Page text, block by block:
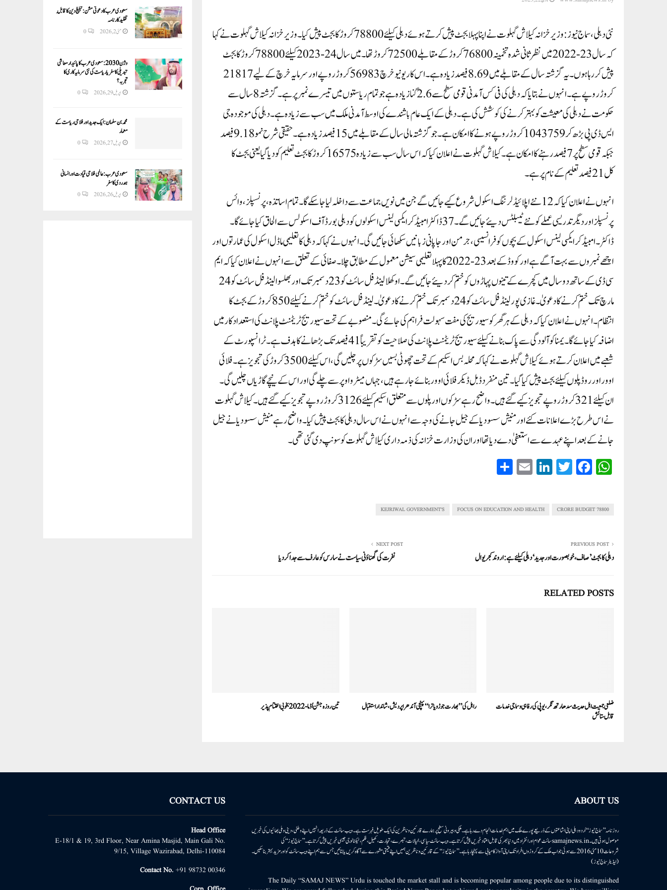
نئی دہلی،سماج نیوز: وزیر خزانہ کیلاش گہلوت نے اپنا پہلا بجٹ پیش کرتے ہوئے دہلی کیلئے 78800 کروڑ کا بجٹ پیش کیا۔ وزیر خزانہ کیلاش گہلوت نے کہا
کہ سال23-2022 میں نظرثانی شدہ تخمینہ 76800 کروڑ کے مقابلے 72500 کروڑ تھا۔ میں سال 24-2023 کیلئے 78800 کروڑ کا بجٹ
پیش کر رہا ہوں۔ یہ گزشتہ سال کے مقابلے میں 8.69فیصد زیادہ ہے۔ اس کا ریونیو خرچ 56983 کروڑ روپے اور سرمایہ خرچ کے لیے 21817
کروڑ روپے ہے۔انہوں نے بتایا کہ دہلی کی فی کس آمدنی قومی سطح سے 2.6گنا زیادہ ہے جو تمام ریاستوں میں تیسرے نمبر پر ہے۔ گزشتہ 8 سال سے
حکومت نے دہلی کی معیشت کو بہتر کرنے کی کوشش کی ہے۔ دہلی کے ایک عام باشندے کی اوسط آمدنی ملک میں سب سے زیادہ ہے۔ دہلی کی موجودہ جی
ایس ڈی پی بڑھ کر 1043759 کروڑ روپے ہونے کا امکان ہے۔ جو گزشتہ مالی سال کے مقابلے میں 15 فیصد زیادہ ہے۔ حقیقی شرح نمو 9.18فیصد
جبکہ قومی سطح پر 7 فیصد رہنے کا امکان ہے۔کیلاش گہلوت نے اعلان کیا کہ اس سال سب سے زیادہ 16575 کروڑ کا بجٹ تعلیم کو دیا گیا یعنی بجٹ کا
کل 21 فیصد تعلیم کے نام پر ہے۔
انہوں نے اعلان کیا کہ 12 نئے اپلائیڈ لرننگ اسکول شروع کیے جائیں گے جن میں نویں جماعت سے داخلہ لیا جا سکے گا۔ تمام اساتذہ، پرنسپلز، وائس
پرنسپلز اور دیگر تدریسی عملے کو نئے ٹیبلٹس دیئے جائیں گے۔ 37 ڈاکٹر امبیڈکر ایکسی لینس اسکولوں کو دہلی بورڈ آف اسکولس سے الحاق کیا جائے گا۔
ڈاکٹر۔ امبیڈکر ایکسی لینس اسکول کے بچوں کو فرانسیسی، جرمن اور جاپانی زبانیں سکھائی جائیں گی۔ انہوں نے کہا کہ دہلی کا تعلیمی ماڈل اسکول کی عمارتوں اور
اچھے نمبروں سے بہت آگے ہے اور کووڈ کے بعد 23-2022 کا پہلا تعلیمی سیشن معمول کے مطابق چلا۔ صفائی کے تعلق سے انہوں نے اعلان کیا کہ ایم
سی ڈی کے ساتھ دو سال میں کچرے کے تینوں پہاڑوں کو ختم کر دیئے جائیں گے۔ اوکھلا لینڈ فل سائٹ کو 23 دسمبر تک اور بھلسوا لینڈ فل سائٹ کو 24
مارچ تک ختم کرنے کا دعویٰ۔ غازی پور لینڈ فل سائٹ کو 24 دسمبر تک ختم کرنے کا دعویٰ۔ لینڈ فل سائٹ کو ختم کرنے کیلئے 850 کروڑ کے بجٹ کا
انتظام۔ انہوں نے اعلان کیا کہ دہلی کے ہر گھر کو سیوریج کی مفت سہولت فراہم کی جائے گی۔ منصوبے کے تحت سیوریج ٹریٹمنٹ پلانٹ کی استعداد کار میں
اضافہ کیا جائے گا۔ یمنا کو آلودگی سے پاک بنانے کیلئے سیوریج ٹریٹمنٹ پلانٹ کی صلاحیت کو تقریباً 41 فیصد تک بڑھانے کا ہدف ہے۔ ٹرانسپورٹ کے
شعبے میں اعلان کرتے ہوئے کیلاش گہلوت نے کہا کہ محلہ بس اسکیم کے تحت چھوٹی بسیں سڑکوں پر چلیں گی، اس کیلئے 3500 کروڑ کی تجویز ہے۔ فلائی
اوور اور روڈ پلوں کیلئے بجٹ پیش کیا گیا۔ تین منفرد ڈبل ڈیکر فلائی اوور بنائے جا رہے ہیں، جہاں میٹرو اوپر سے چلے گی اور اس کے نیچے گاڑیاں چلیں گی۔
ان کیلئے 321 کروڑ روپے تجویز کیے گئے ہیں۔ واضح رہے سڑکوں اور پلوں سے متعلق اسکیم کیلئے 3126 کروڑ روپے تجویز کیے گئے ہیں۔ کیلاش گہلوت
نے اس طرح بڑے اعلانات کئے اور منیش سسودیا کے جیل جانے کی وجہ سے انہوں نے اس سال دہلی کا بجٹ پیش کیا۔ واضح رہے منیش سسودیا نے جیل
جانے کے بعد اپنے عہدے سے استعفیٰ دے دیا تھا اور ان کی وزارت خزانہ کی ذمہ داری کیلاش گہلوت کو سونپ دی گئی تھی۔
W
ha
A
Fa
ce
ok
T
wi
Li
nk
In
E
m
78800 CRORE BUDGET
FOCUS ON EDUCATION AND HEALTH
KEJRIWAL GOVERNMENT'S
PREVIOUS POST
دہلی کا بجٹ ’صاف، خوبصورت اور جدید‘ دہلی کیلئے ہے:اروند کجریوال
NEXT POST
نفرت کی گھناؤنی سیاست نے سارس کو عارف سے جدا کردیا
RELATED POSTS
ضلعی جمعیت اہل حدیث سدھارتھ نگر، یوپی کی رفاہی وسماجی خدمات
قابل ستائش
راہل کی ’’بھارت جوڑویاترا‘‘پہنچی آندھرا پردیش،شانداراستقبال تین روزہ جشن اُڈما- 2022 بخوبی اختتام پذیر
سعودی عرب کا دعوتی مشن: تبلیغ دین کا قابلِ
تقلید کارنامہ
مئی 2, 2026 0
وژن 2030:سعودی عرب کا پائیدار معاشی
تبدیلی کا سفر یا ریاست کی نئی سرمایہ کاری کا
تجربہ؟
اپریل 29, 2026 0
محمد بن سلمان: ایک جدید اور فلاحی ریاست کے
معمار
اپریل 27, 2026 0
سعودی عرب: عالمی فلاحی قیادت اور انسانی
ہمدردی کا سفر
اپریل 26, 2026 0
ABOUT US
روزنامہ ’’سماج نیوز‘‘ اُردو دہلی اپنی اشاعتوں کے ذریعے پورے ملک میں اہم خدمات انجام دے رہا ہے۔ ملکی وبیرونی سطح پر ہمارے قارئین وناظرین کی ایک طویل فہرست ہے۔ ویب سائٹ کے ذریعہ انہیں اپنے وطنی، دینی وملی بھائیوں کی خبریں
موصول ہوتی ہیں۔samajnews.inسائٹ عوام اور انفراد میں دنیا بھر کی قابل اعتماد خبریں پیش کرتا ہے۔ ویب سائٹ سیاسی، خیالات، تبصرے، تجارت، کھیل، فلم، ٹیکنالوجی جیسی خبریں پیش کرتا ہے۔ ’’سماج نیوز‘‘ کی
شروعات 10مئی 2016 سے ہوئی جو اب ملک کے کروڑوں افراد تک اپنی آواز کامیابی سے پہنچا رہا ہے۔ ’’سماج نیوز‘‘ کے قارئین وناظرین ہمیں اپنے قیمتی مشورے سے آگاہ کریں یا بتائیں جس سے ہم اپنے ویب سائٹ کو اور مزید بہتر بناسکیں۔
(ایڈیٹر سماج نیوز)
The Daily “SAMAJ NEWS” Urdu is touched the market stall and is becoming popular among people due to its distinguished
CONTACT US
Head Office
E-18/1 & 19, 3rd Floor, Near Amina Masjid, Main Gali No.
9/15, Village Wazirabad, Delhi-110084
Contact No. +91 98732 00346